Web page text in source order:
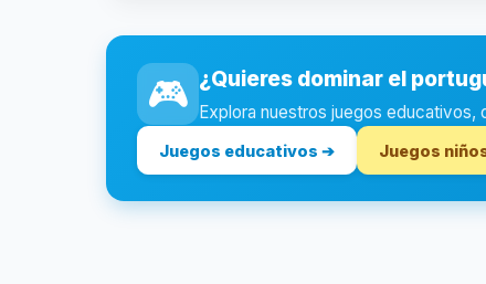
🎮 ¿Quieres dominar el
Explora nuestros juegos
Juegos educativos ➔ Juegos